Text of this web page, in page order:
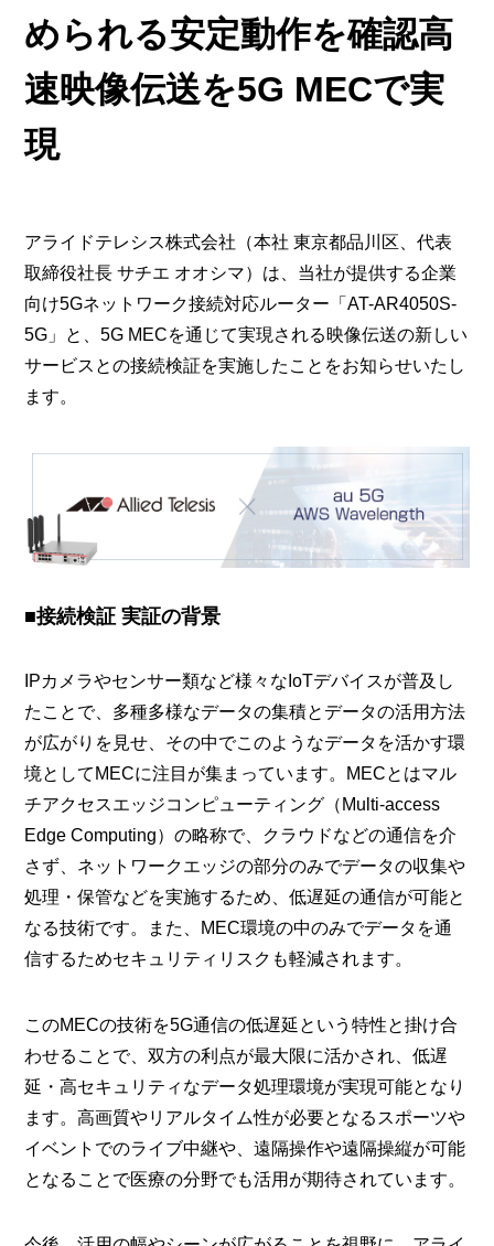
められる安定動作を確認高
速映像伝送を5G MECで実
現
アライドテレシス株式会社（本社 東京都品川区、代表
取締役社長 サチエ オオシマ）は、当社が提供する企業
向け5Gネットワーク接続対応ルーター「AT-AR4050S-
5G」と、5G MECを通じて実現される映像伝送の新しい
サービスとの接続検証を実施したことをお知らせいたし
ます。
■接続検証 実証の背景
IPカメラやセンサー類など様々なIoTデバイスが普及し
たことで、多種多様なデータの集積とデータの活用方法
が広がりを見せ、その中でこのようなデータを活かす環
境としてMECに注目が集まっています。MECとはマル
チアクセスエッジコンピューティング（Multi-access
Edge Computing）の略称で、クラウドなどの通信を介
さず、ネットワークエッジの部分のみでデータの収集や
処理・保管などを実施するため、低遅延の通信が可能と
なる技術です。また、MEC環境の中のみでデータを通
信するためセキュリティリスクも軽減されます。
このMECの技術を5G通信の低遅延という特性と掛け合
わせることで、双方の利点が最大限に活かされ、低遅
延・高セキュリティなデータ処理環境が実現可能となり
ます。高画質やリアルタイム性が必要となるスポーツや
イベントでのライブ中継や、遠隔操作や遠隔操縦が可能
となることで医療の分野でも活用が期待されています。